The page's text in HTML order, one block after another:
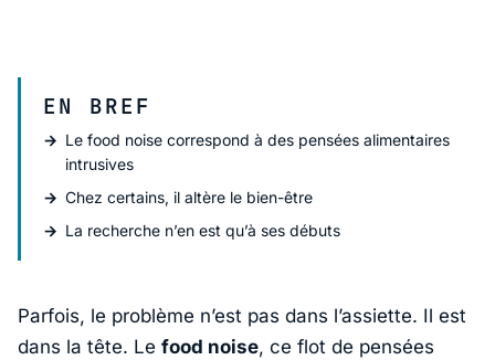
EN BREF
Le food noise correspond à des pensées alimentaires
intrusives
Chez certains, il altère le bien-être
La recherche n’en est qu’à ses débuts
Parfois, le problème n’est pas dans l’assiette. Il est
dans la tête. Le food noise, ce flot de pensées